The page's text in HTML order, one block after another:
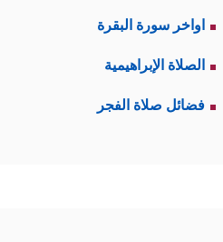
اواخر سورة البقرة
الصلاة الإبراهيمية
فضائل صلاة الفجر